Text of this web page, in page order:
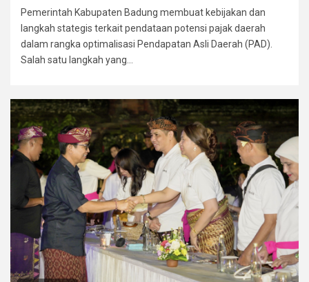
Pemerintah Kabupaten Badung membuat kebijakan dan
langkah stategis terkait pendataan potensi pajak daerah
dalam rangka optimalisasi Pendapatan Asli Daerah (PAD).
Salah satu langkah yang...